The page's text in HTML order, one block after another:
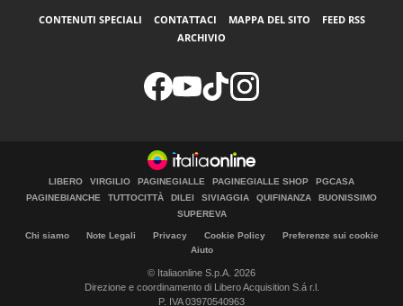
CONTENUTI SPECIALI CONTATTACI MAPPA DEL SITO
FEED RSS
ARCHIVIO
LIBERO VIRGILIO PAGINEGIALLE PAGINEGIALLE SHOP
PGCASA
PAGINEBIANCHE
TUTTOCITTÀ DILEI SIVIAGGIA QUIFINANZA
BUONISSIMO
SUPEREVA
Chi siamo Note Legali Privacy Cookie Policy
Preferenze sui cookie
Aiuto
© Italiaonline S.p.A. 2026
Direzione e coordinamento di Libero Acquisition S.á r.l.
P. IVA 03970540963